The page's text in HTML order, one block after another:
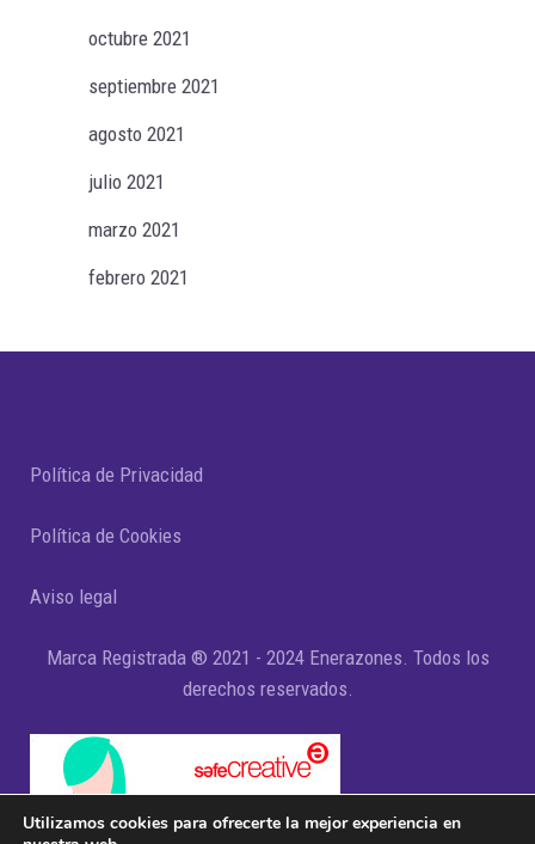
octubre 2021
septiembre 2021
agosto 2021
julio 2021
marzo 2021
febrero 2021
Política de Privacidad
Política de Cookies
Aviso legal
Marca Registrada ® 2021 - 2024 Enerazones. Todos los
derechos reservados.
Utilizamos cookies para ofrecerte la mejor experiencia en